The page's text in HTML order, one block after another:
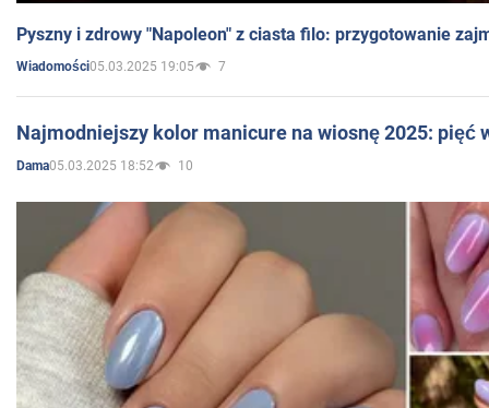
Pyszny i zdrowy "Napoleon" z ciasta filo: przygotowanie
Wiadomości05.03.2025 19:05 7
Najmodniejszy kolor manicure na wiosnę 2025: pięć
Dama05.03.2025 18:52 10